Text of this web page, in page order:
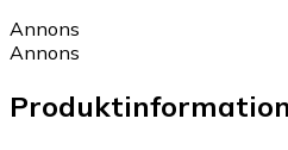
Annons
Annons
Produktinformation